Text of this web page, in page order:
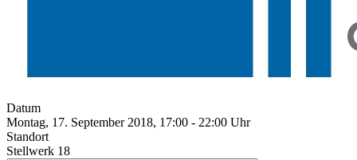
Datum
Montag, 17. September 2018, 17:00 - 22:00 Uhr
Standort
Stellwerk 18